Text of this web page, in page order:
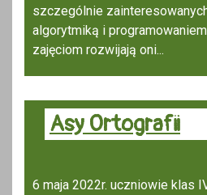
szczególnie
algorytmiką i
zajęciom rozwijają oni...
Asy Ortografii
6 maja 2022r. uczniowie klas